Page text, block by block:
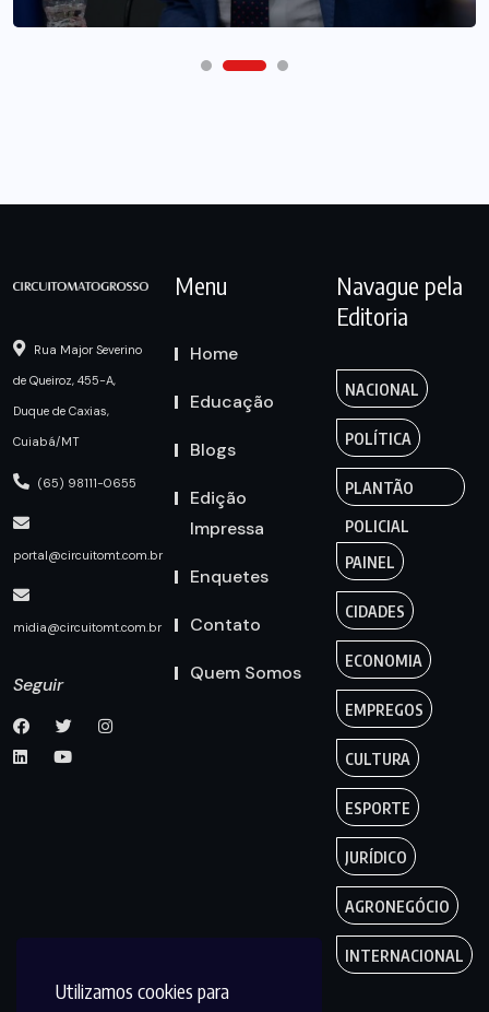
Utilizamos cookies para
Rua Major Severino
de Queiroz, 455-A,
Duque de Caxias,
Cuiabá/MT
(65) 98111-0655
portal@circuitomt.com.br
midia@circuitomt.com.br
Seguir
Menu
Home
Educação
Blogs
Edição
Impressa
Enquetes
Contato
Quem Somos
Navague pela
Editoria
NACIONAL
POLÍTICA
PLANTÃO
POLICIAL
PAINEL
CIDADES
ECONOMIA
EMPREGOS
CULTURA
ESPORTE
JURÍDICO
AGRONEGÓCIO
INTERNACIONAL